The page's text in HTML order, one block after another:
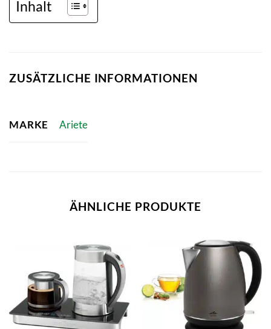
Inhalt
ZUSÄTZLICHE INFORMATIONEN
MARKE Ariete
ÄHNLICHE PRODUKTE